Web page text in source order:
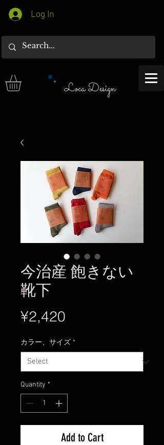
Log In
Loca Design
今治産 飽きない
靴下
¥2,420
カラー、サイズ *
Quantity *
Add to Cart